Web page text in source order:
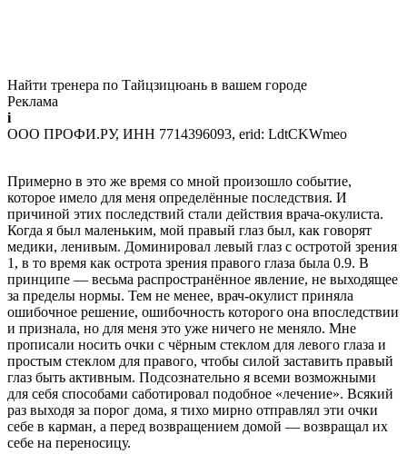
Найти тренера по Тайцзицюань в вашем городе
Реклама
i
ООО ПРОФИ.РУ, ИНН 7714396093, erid: LdtCKWmeo
Примерно в это же время со мной произошло событие,
которое имело для меня определённые последствия. И
причиной этих последствий стали действия врача-окулиста.
Когда я был маленьким, мой правый глаз был, как говорят
медики, ленивым. Доминировал левый глаз с остротой зрения
1, в то время как острота зрения правого глаза была 0.9. В
принципе — весьма распространённое явление, не выходящее
за пределы нормы. Тем не менее, врач-окулист приняла
ошибочное решение, ошибочность которого она впоследствии
и признала, но для меня это уже ничего не меняло. Мне
прописали носить очки с чёрным стеклом для левого глаза и
простым стеклом для правого, чтобы силой заставить правый
глаз быть активным. Подсознательно я всеми возможными
для себя способами саботировал подобное «лечение». Всякий
раз выходя за порог дома, я тихо мирно отправлял эти очки
себе в карман, а перед возвращением домой — возвращал их
себе на переносицу.